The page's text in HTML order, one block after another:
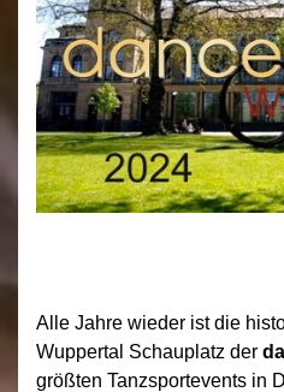
Alle Jahre wieder ist die
Wuppertal Schauplatz der
größten Tanzsportevents in